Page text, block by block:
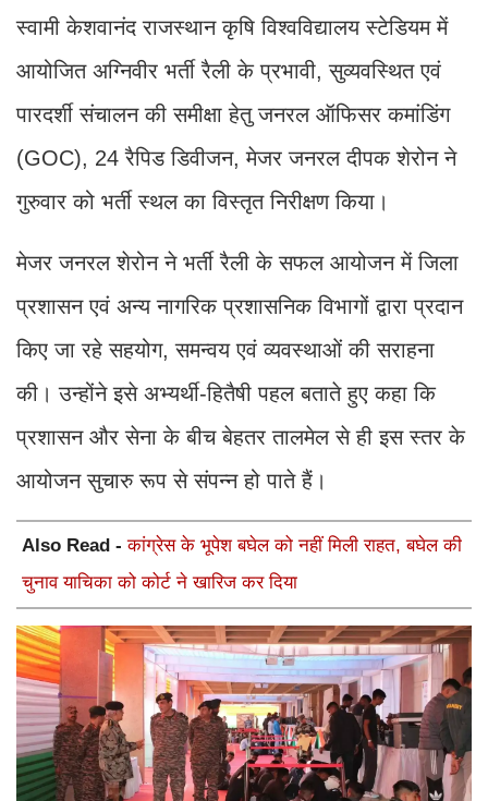
स्वामी केशवानंद राजस्थान कृषि विश्वविद्यालय स्टेडियम में
आयोजित अग्निवीर भर्ती रैली के प्रभावी, सुव्यवस्थित एवं
पारदर्शी संचालन की समीक्षा हेतु जनरल ऑफिसर कमांडिंग
(GOC), 24 रैपिड डिवीजन, मेजर जनरल दीपक शेरोन ने
गुरुवार को भर्ती स्थल का विस्तृत निरीक्षण किया।
मेजर जनरल शेरोन ने भर्ती रैली के सफल आयोजन में जिला
प्रशासन एवं अन्य नागरिक प्रशासनिक विभागों द्वारा प्रदान
किए जा रहे सहयोग, समन्वय एवं व्यवस्थाओं की सराहना
की। उन्होंने इसे अभ्यर्थी-हितैषी पहल बताते हुए कहा कि
प्रशासन और सेना के बीच बेहतर तालमेल से ही इस स्तर के
आयोजन सुचारु रूप से संपन्न हो पाते हैं।
Also Read -कांग्रेस के भूपेश बघेल को नहीं मिली राहत, बघेल की
चुनाव याचिका को कोर्ट ने खारिज कर दिया